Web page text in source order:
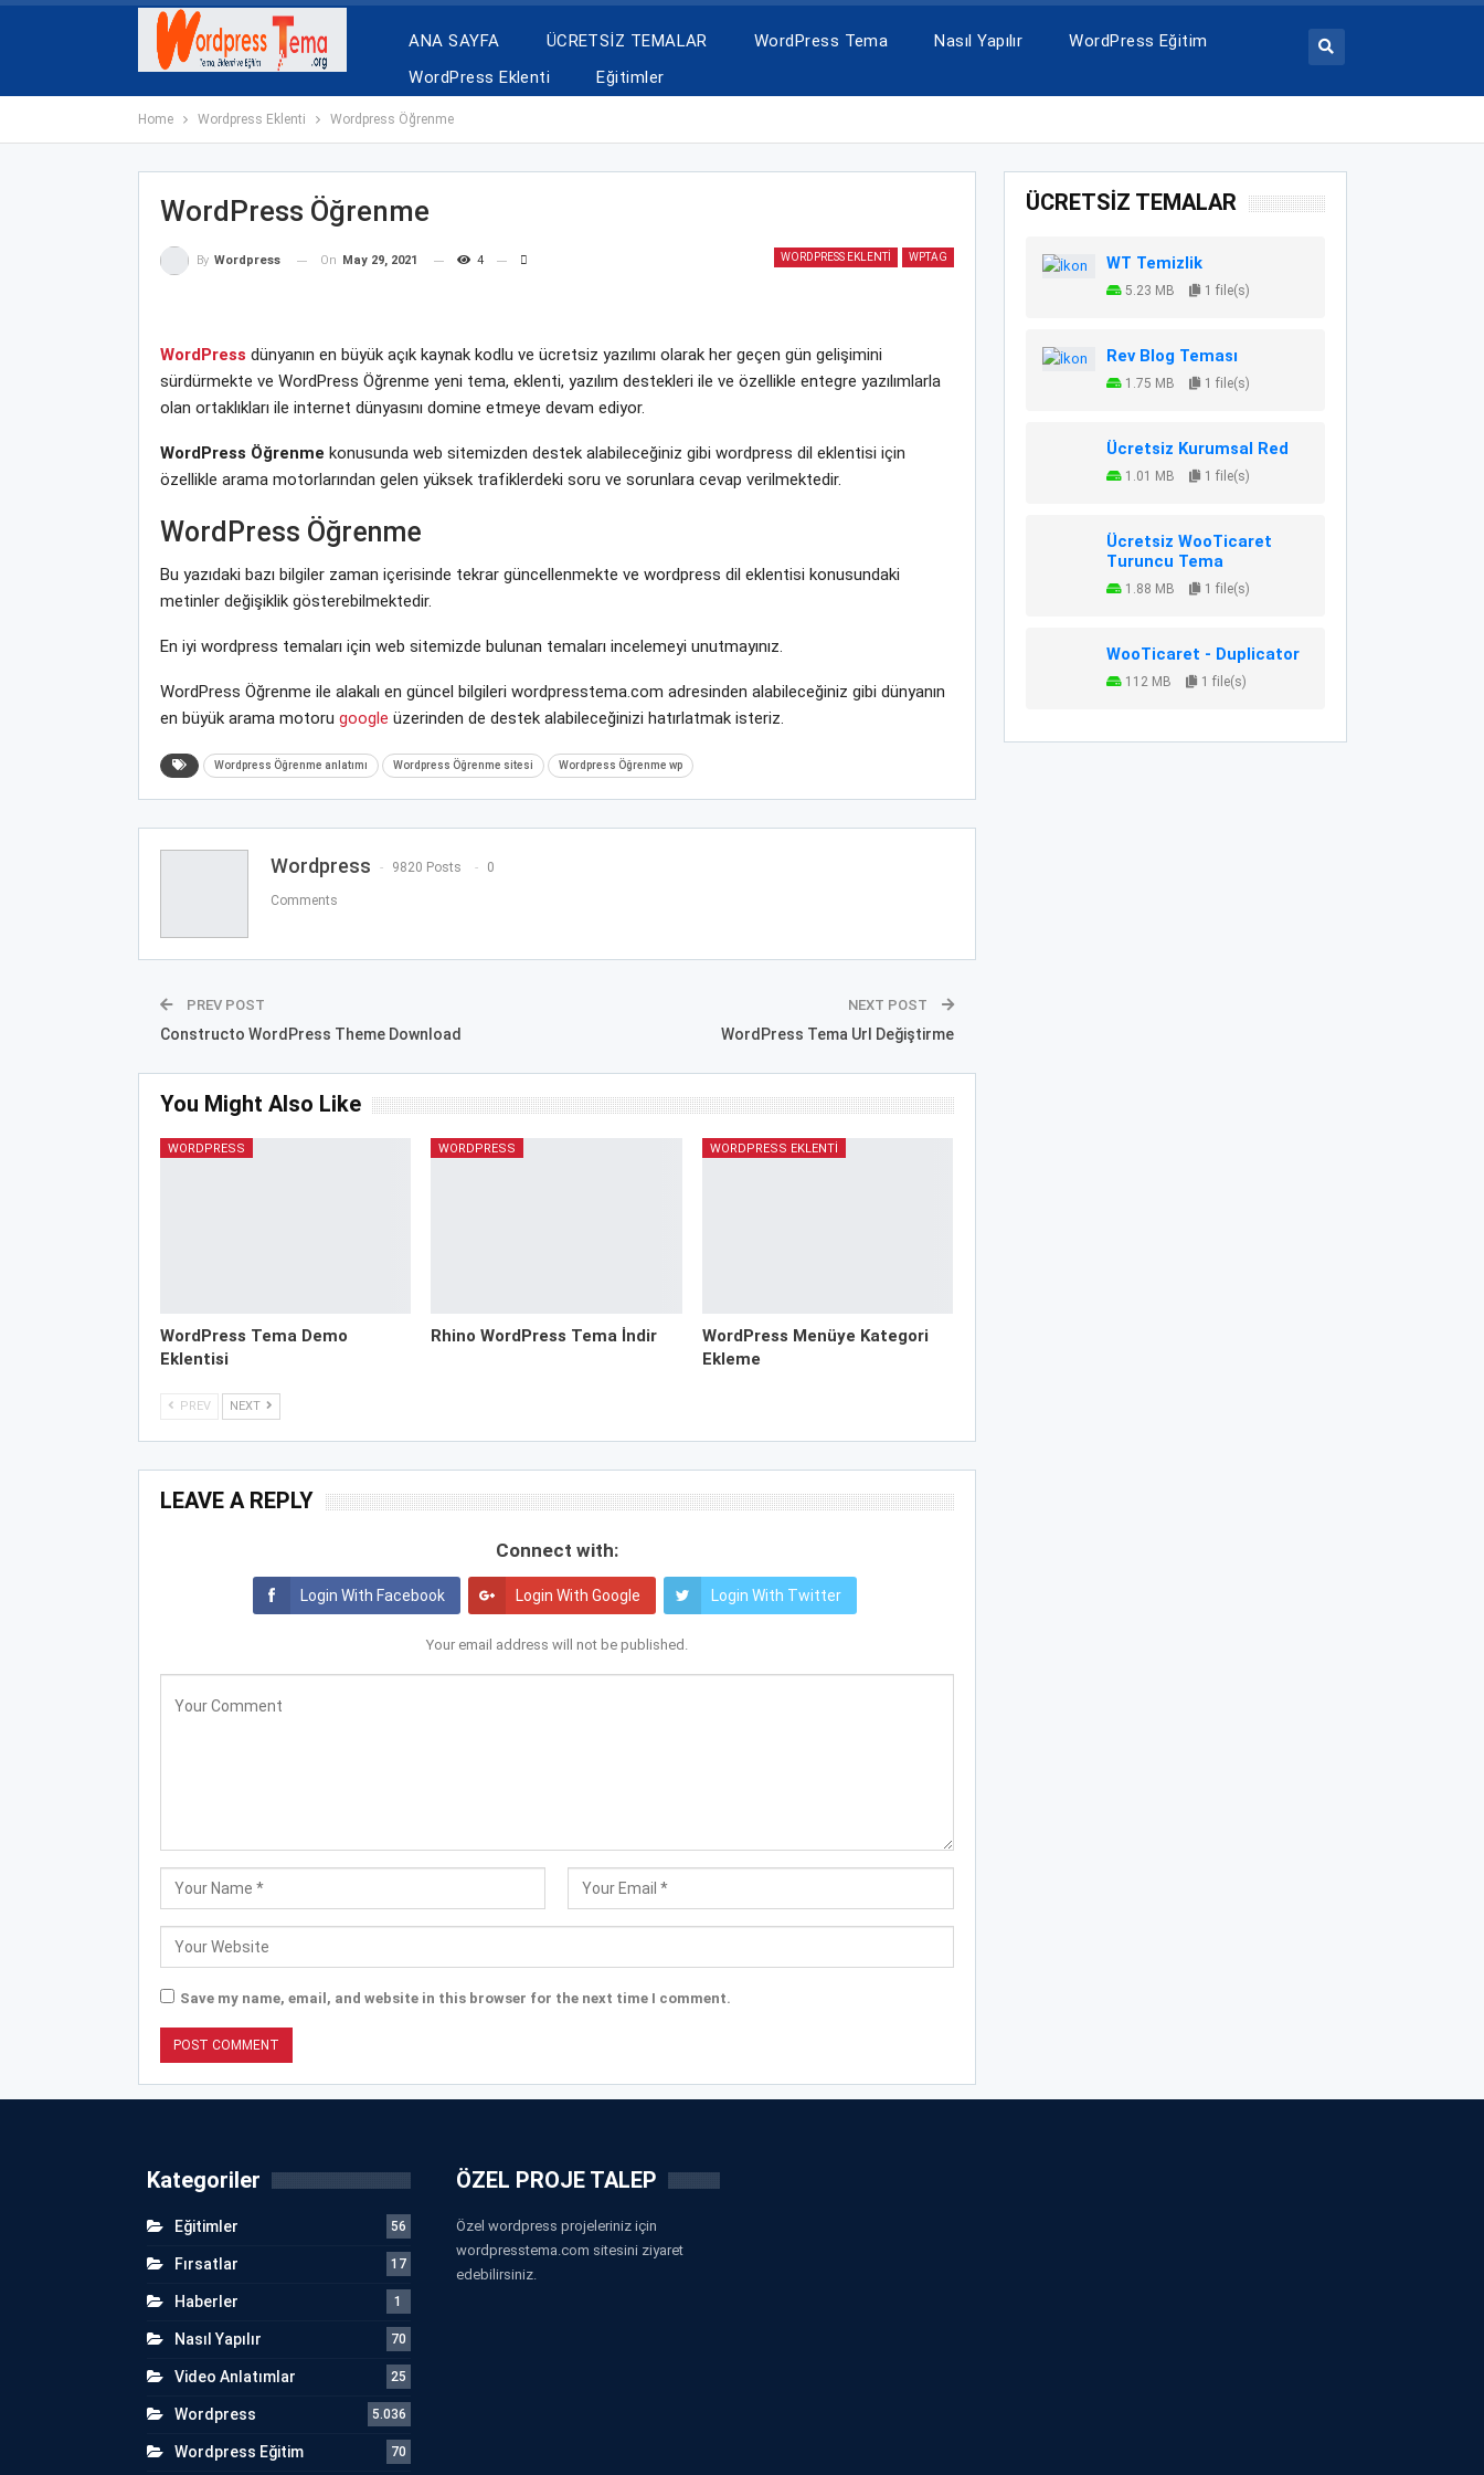
ANA SAYFA ÜCRETSİZ TEMALAR WordPress Tema Nasıl Yapılır
WordPress Eğitim
WordPress Eklenti
Eğitimler
Home Wordpress Eklenti Wordpress Öğrenme
WordPress Öğrenme
WORDPRESS EKLENTI WPTAG
By Wordpress On May 29, 2021 4
WordPress dünyanın en büyük açık kaynak kodlu ve ücretsiz yazılımı olarak her geçen gün gelişimini
sürdürmekte ve WordPress Öğrenme yeni tema, eklenti, yazılım destekleri ile ve özellikle entegre yazılımlarla
olan ortaklıkları ile internet dünyasını domine etmeye devam ediyor.
WordPress Öğrenme konusunda web sitemizden destek alabileceğiniz gibi wordpress dil eklentisi için
özellikle arama motorlarından gelen yüksek trafiklerdeki soru ve sorunlara cevap verilmektedir.
WordPress Öğrenme
Bu yazıdaki bazı bilgiler zaman içerisinde tekrar güncellenmekte ve wordpress dil eklentisi konusundaki
metinler değişiklik gösterebilmektedir.
En iyi wordpress temaları için web sitemizde bulunan temaları incelemeyi unutmayınız.
WordPress Öğrenme ile alakalı en güncel bilgileri wordpresstema.com adresinden alabileceğiniz gibi dünyanın
en büyük arama motoru google üzerinden de destek alabileceğinizi hatırlatmak isteriz.
Wordpress Öğrenme anlatımı Wordpress Öğrenme sitesi Wordpress Öğrenme wp
Wordpress 9820 Posts 0
Comments
PREV POST
Constructo WordPress Theme Download
NEXT POST
WordPress Tema Url Değiştirme
You Might Also Like
WORDPRESS
WordPress Tema Demo
Eklentisi
WORDPRESS
Rhino WordPress Tema İndir
WORDPRESS EKLENTI
WordPress Menüye Kategori
Ekleme
PREV NEXT
LEAVE A REPLY
Connect with:
Login With Facebook Login With Google Login With Twitter
Your email address will not be published.
Save my name, email, and website in this browser for the next time I comment.
ÜCRETSİZ TEMALAR
WT Temizlik
5.23 MB 1 file(s)
Rev Blog Teması
1.75 MB 1 file(s)
Ücretsiz Kurumsal Red
1.01 MB 1 file(s)
Ücretsiz WooTicaret
Turuncu Tema
1.88 MB 1 file(s)
WooTicaret - Duplicator
112 MB 1 file(s)
Kategoriler
Eğitimler 56
Fırsatlar 17
Haberler 1
Nasıl Yapılır 70
Video Anlatımlar 25
Wordpress 5.036
Wordpress Eğitim 70
ÖZEL PROJE TALEP
Özel wordpress projeleriniz için
wordpresstema.com sitesini ziyaret
edebilirsiniz.